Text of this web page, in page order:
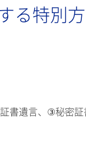
る特別
書遺言、③秘密証